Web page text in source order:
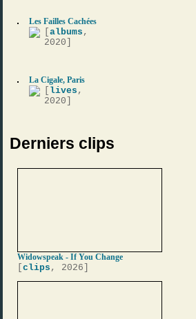
Les Failles Cachées
[albums ,
2020]
La Cigale, Paris
lives ,
2020]
Derniers clips
Widowspeak - If You Change
[clips , 2026]